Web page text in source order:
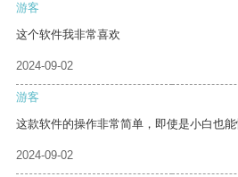
游客
这个软件我非常喜欢
2024-09-02
游客
这款软件的操作非常简单，即使是小白也能
2024-09-02